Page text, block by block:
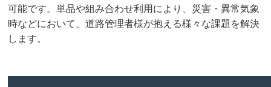
可能です。単品や組み合わせ利用により、災害・異常気象
時などにおいて、道路管理者様が抱える様々な課題を解決
します。